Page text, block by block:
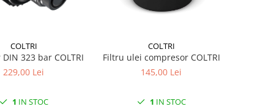
COLTRI
323 bar COLTRI
229,00 Lei
1 IN STOC
COLTRI
Filtru ulei compresor COLTRI
145,00 Lei
1 IN STOC